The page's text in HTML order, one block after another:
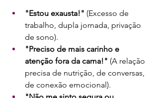
"Estou exausta!" (Excesso de
trabalho, dupla jornada, privação
de sono).
"Preciso de mais carinho e
atenção fora da cama!" (A relação
precisa de nutrição, de conversas,
de conexão emocional).